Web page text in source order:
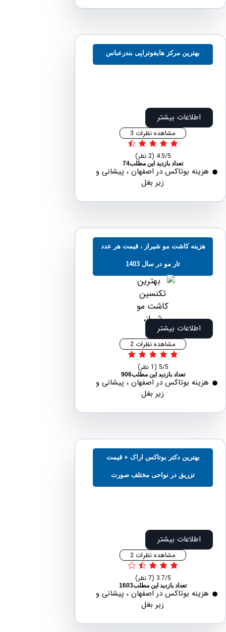
بهترین مرکز هایفوتراپی بندرعباس
اطلاعات بیشتر
مشاهده نظرات 3
تعداد بازدید این مطلب74
بوتاکس در اصفهان ، پیشانی و
کاشت مو شیراز ، قیمت هر عدد
تار مو در سال 1403
اطلاعات بیشتر
مشاهده نظرات 2
تعداد بازدید این مطلب906
بوتاکس در اصفهان ، پیشانی و
بهترین دکتر بوتاکس اراک + قیمت
تزریق در نواحی مختلف صورت
اطلاعات بیشتر
مشاهده نظرات 2
تعداد بازدید این مطلب1603
بوتاکس در اصفهان ، پیشانی و